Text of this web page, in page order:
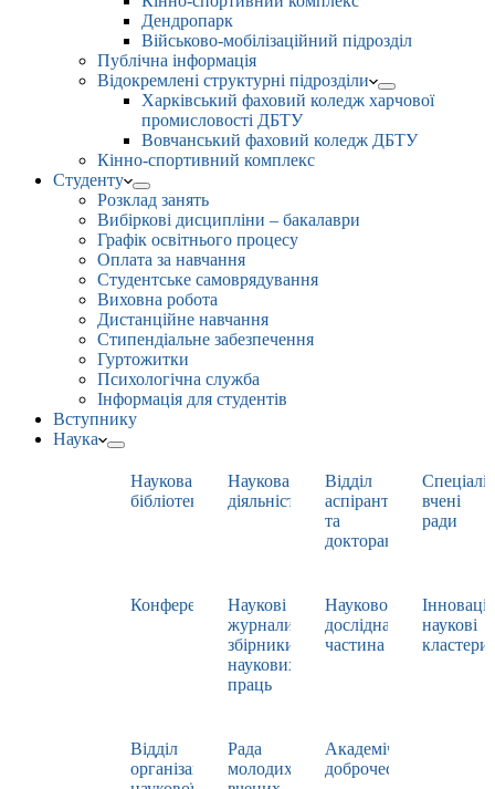
Дендропарк
Військово-мобілізаційний підрозділ
Публічна інформація
Відокремлені структурні підрозділи
Харківський фаховий коледж харчової
промисловості ДБТУ
Вовчанський фаховий коледж ДБТУ
Кінно-спортивний комплекс
Студенту
Розклад занять
Вибіркові дисципліни – бакалаври
Графік освітнього процесу
Оплата за навчання
Студентське самоврядування
Виховна робота
Дистанційне навчання
Стипендіальне забезпечення
Гуртожитки
Психологічна служба
Інформація для студентів
Вступнику
Наука
Наукова
бібліотека
Наукова
діяльність
Відділ
аспірантури
та
докторантури
вчені
ради
Конференції
Наукові
журнали,
збірники
наукових
праць
Науково-
дослідна
частина
наукові
кластери
Відділ
організації
Рада
молодих
Академічна
доброчесність